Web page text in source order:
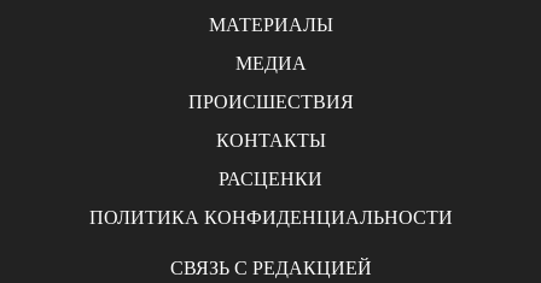
МАТЕРИАЛЫ
МЕДИА
ПРОИСШЕСТВИЯ
КОНТАКТЫ
РАСЦЕНКИ
ПОЛИТИКА КОНФИДЕНЦИАЛЬНОСТИ
СВЯЗЬ С РЕДАКЦИЕЙ